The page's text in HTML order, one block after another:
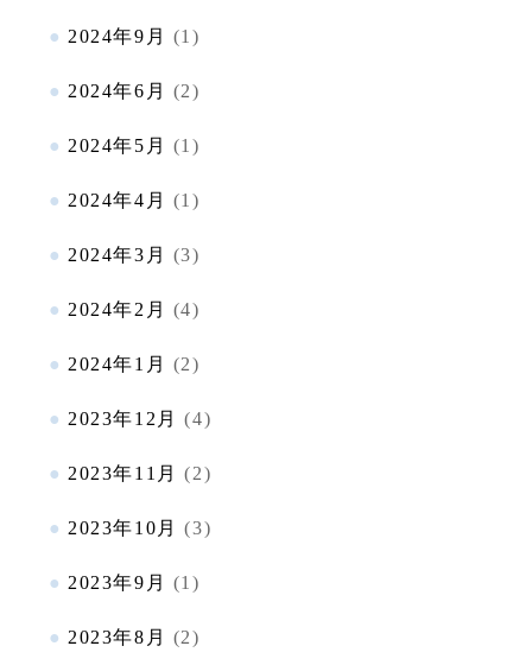
2024年9月 (1)
2024年6月 (2)
2024年5月 (1)
2024年4月 (1)
2024年3月 (3)
2024年2月 (4)
2024年1月 (2)
2023年12月 (4)
2023年11月 (2)
2023年10月 (3)
2023年9月 (1)
2023年8月 (2)